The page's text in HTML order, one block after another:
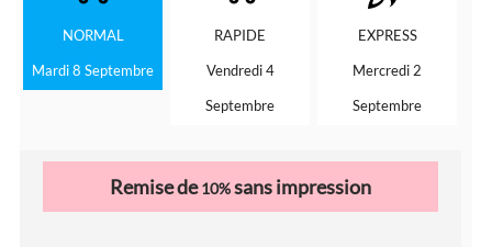
NORMAL
Mardi 8 Septembre
RAPIDE
Vendredi 4
Septembre
EXPRESS
Mercredi 2
Septembre
Remise de10%sans impression